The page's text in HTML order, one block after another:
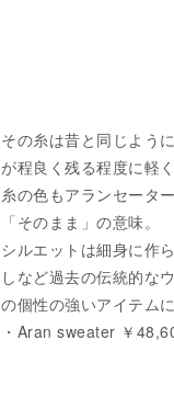
その糸は昔と同じよう
が程良く残る程度に軽
糸の色もアランセータ
「そのまま」の意味。
シルエットは細身に作
しなど過去の伝統的な
の個性の強いアイテム
・Aran sweater ￥